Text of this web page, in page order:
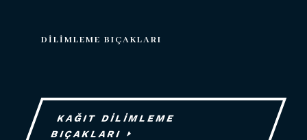
DİLİMLEME BIÇAKLARI
KAĞIT DİLİMLEME
BIÇAKLARI